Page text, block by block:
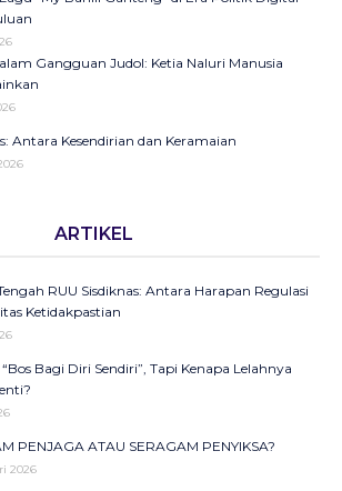
Gangguan Judol: Ketia Naluri Manusia
Antara Kesendirian dan Keramaian
Radio Serta Podcast sebagai Seruan Kesehatan
2025
di Balik Fenomena Akun ‘UIN WS Cantik’ dan
dan Transformasi Hari Santri Nasional
2025
ARTIKEL
RUU Sisdiknas: Antara Harapan Regulasi
Ketidakpastian
Bagi Diri Sendiri”, Tapi Kenapa Lelahnya
PENJAGA ATAU SERAGAM PENYIKSA?
2026